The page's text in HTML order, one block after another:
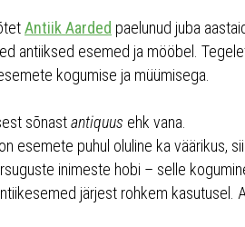
Antiik Aarded paelunud juba
antiiksed esemed ja mööbel.
kogumise ja müümisega.
sõnastantiquus ehk vana.
esemete puhul oluline ka väärikus,
inimeste hobi – selle
järjest rohkem kasutusel.